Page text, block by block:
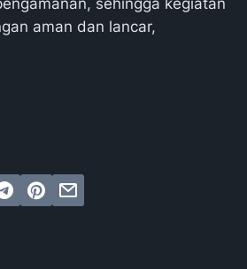
sehingga kegiatan
aman dan lancar,